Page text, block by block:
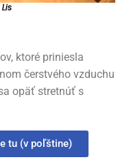
ktoré priniesla
čerstvého vzduchu
opäť stretnúť s
tu (v poľštine)